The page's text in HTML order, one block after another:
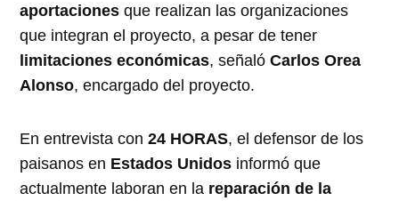
aportaciones que realizan las organizaciones
que integran el proyecto, a pesar de tener
limitaciones económicas, señalóCarlos Orea
Alonso, encargado del proyecto.
En entrevista con24 HORAS, el defensor de los
paisanos en Estados Unidos informó que
actualmente laboran en la reparación de la